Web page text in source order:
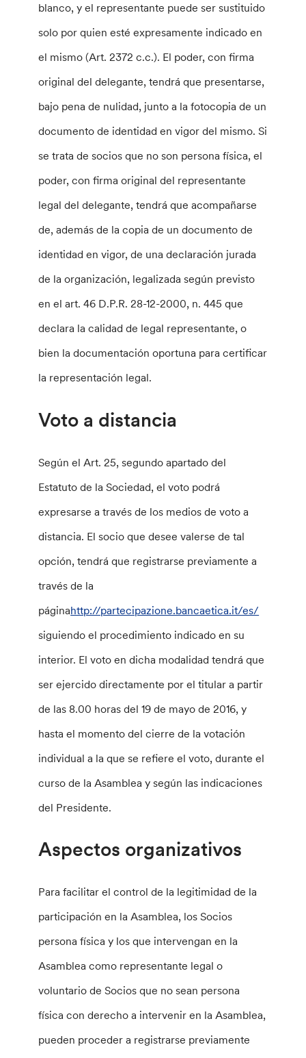
blanco, y el representante puede ser sustituido
solo por quien esté expresamente indicado en
el mismo (Art. 2372 c.c.). El poder, con firma
original del delegante, tendrá que presentarse,
bajo pena de nulidad, junto a la fotocopia de un
documento de identidad en vigor del mismo. Si
se trata de socios que no son persona física, el
poder, con firma original del representante
legal del delegante, tendrá que acompañarse
de, además de la copia de un documento de
identidad en vigor, de una declaración jurada
de la organización, legalizada según previsto
en el art. 46 D.P.R. 28-12-2000, n. 445 que
declara la calidad de legal representante, o
bien la documentación oportuna para certificar
la representación legal.
Voto a distancia
Según el Art. 25, segundo apartado del
Estatuto de la Sociedad, el voto podrá
expresarse a través de los medios de voto a
distancia. El socio que desee valerse de tal
opción, tendrá que registrarse previamente a
través de la
páginahttp://partecipazione.bancaetica.it/es/
siguiendo el procedimiento indicado en su
interior. El voto en dicha modalidad tendrá que
ser ejercido directamente por el titular a partir
de las 8.00 horas del 19 de mayo de 2016, y
hasta el momento del cierre de la votación
individual a la que se refiere el voto, durante el
curso de la Asamblea y según las indicaciones
del Presidente.
Aspectos organizativos
Para facilitar el control de la legitimidad de la
participación en la Asamblea, los Socios
persona física y los que intervengan en la
Asamblea como representante legal o
voluntario de Socios que no sean persona
física con derecho a intervenir en la Asamblea,
pueden proceder a registrarse previamente